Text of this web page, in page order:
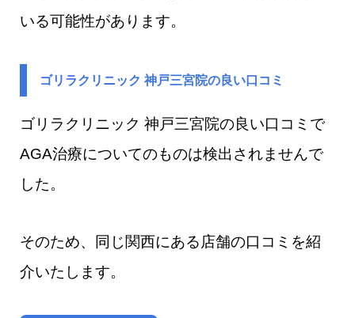
いる可能性があります。
ゴリラクリニック 神戸三宮院の良い口コミ
ゴリラクリニック 神戸三宮院​の良い口コミで
AGA治療についてのものは検出されませんで
した。
そのため、同じ関西にある店舗の口コミを紹
介いたします。